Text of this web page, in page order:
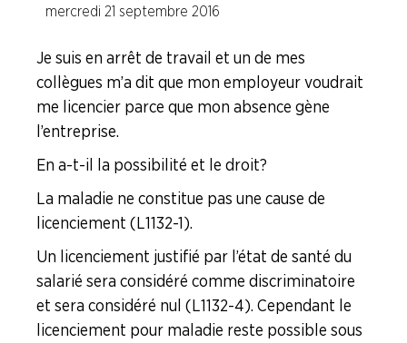
Comment fonctionne la justice
Fiches "Vos Droits"
La question du moment ...
L'actu juridique
Code du Travail
Faire Vivre le Collectif
Les Risques Industriels Majeurs
mercredi 21 septembre 2016
Je suis en arrêt de travail et un de mes
collègues m’a dit que mon employeur voudrait
me licencier parce que mon absence gène
l’entreprise.
En a-t-il la possibilité et le droit ?
La maladie ne constitue pas une cause de
licenciement (L1132-1).
Un licenciement justifié par l’état de santé du
salarié sera considéré comme discriminatoire
et sera considéré nul (L1132-4). Cependant le
licenciement pour maladie reste possible sous